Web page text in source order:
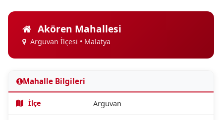
Akören Mahallesi
Arguvan İlçesi • Malatya
Mahalle Bilgileri
İlçe Arguvan